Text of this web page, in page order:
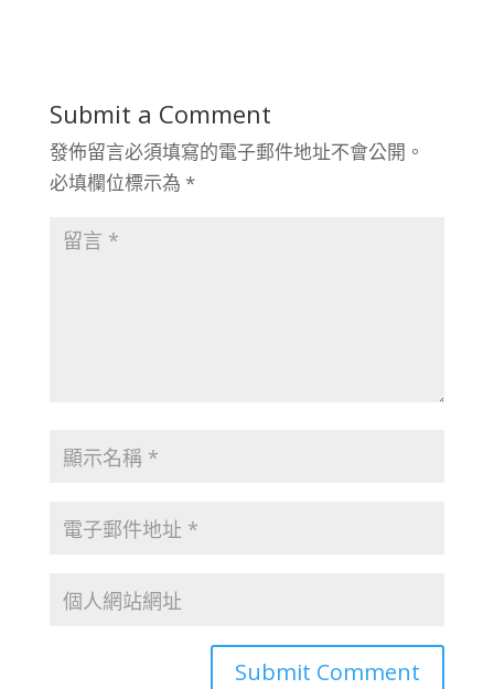
Submit a Comment
發佈留言必須填寫的電子郵件地址不會公開。
必填欄位標示為 *